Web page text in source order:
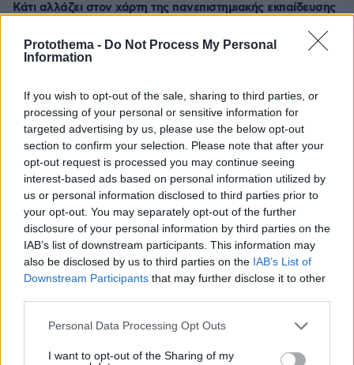
Protothema - Do Not Process My Personal
Information
If you wish to opt-out of the sale, sharing to third parties, or
processing of your personal or sensitive information for
targeted advertising by us, please use the below opt-out
section to confirm your selection. Please note that after your
opt-out request is processed you may continue seeing
interest-based ads based on personal information utilized by
us or personal information disclosed to third parties prior to
your opt-out. You may separately opt-out of the further
disclosure of your personal information by third parties on the
IAB’s list of downstream participants. This information may
also be disclosed by us to third parties on the IAB’s List of
Downstream Participants that may further disclose it to other
Please note that this website/app uses one or more Google
not limited to your visit or usage behaviour. You may click to
Personal Data Processing Opt Outs
I want to opt-out of the Sharing of my
Κάτι αλλάζει στον χάρτη της πανεπιστημιακής εκπαίδευσης
μεγάλων έργων
30.07.2026, 15:25
Διασκεδάζουμε υπεύθυνα, επιστρέφουμε με ασφάλεια
29.07.2026, 09:39
ΣΧΟΛΙΑ(9)
ΠΡΟΣΘΗΚΗ ΣΧΟΛΙΟΥ
Κράκεν
15.05.2026, 14:13
Το τι καταστροφές έχουν να αφήσουν....